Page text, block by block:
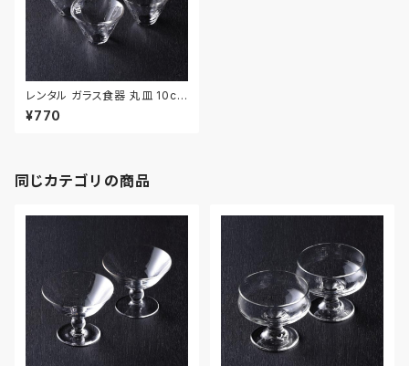
レンタル ガラス食器 丸皿 10cm
4枚セット｜GLM116
¥770
同じカテゴリの商品